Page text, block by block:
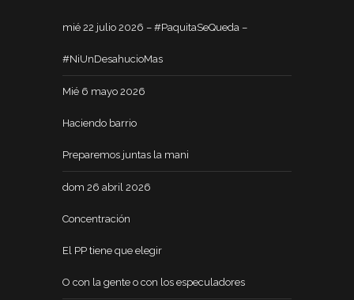
mié 22 julio 2026 – #PaquitaSeQueda –
#NiUnDesahucioMas
Mié 6 mayo 2026
Haciendo barrio
Preparemos juntas la mani
dom 26 abril 2026
Concentración
El PP tiene que elegir
O con la gente o con los especuladores